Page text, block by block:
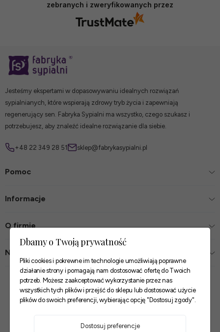
zebranych i zweryfikowanych przez
Jesteśmy ekspertami w dopasowywaniu idealnych rozwiązań
sypialnianych, które wspierają zdrowy tryb życia i zapewniają
regenerujący sen. Fabryka Sypialni ma wszystko, czego szukasz i
potrzebujesz, aby znaleźć idealne rozwiązanie dla siebie.
+48 22 349 28 51 sklep@fabrykasypialni.pl
Pomoc
Informacje
O firmie
Nasze sklepy
Zaufane płatności
Dbamy o Twoją prywatność
Pliki cookies i pokrewne im technologie umożliwiają poprawne
działanie strony i pomagają nam dostosować ofertę do Twoich
potrzeb. Możesz zaakceptować wykorzystanie przez nas
wszystkich tych plików i przejść do sklepu lub dostosować użycie
plików do swoich preferencji, wybierając opcję "Dostosuj zgody".
Dostosuj preferencje